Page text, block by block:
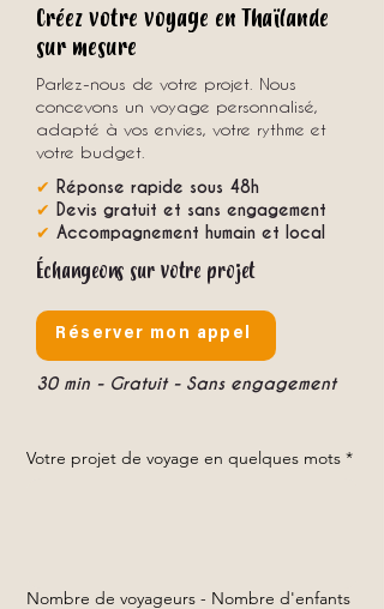
Créez votre voyage en Thaïlande
sur mesure
Parlez-nous de votre projet. Nous
concevons un voyage personnalisé,
adapté à vos envies, votre rythme et
votre budget.
✔ Réponse rapide sous 48h
✔ Devis gratuit et sans engagement
✔ Accompagnement humain et local
Échangeons sur votre projet
Réserver mon appel
30 min - Gratuit - Sans engagement
Votre projet de voyage en quelques mots *
Nombre de voyageurs - Nombre d'enfants